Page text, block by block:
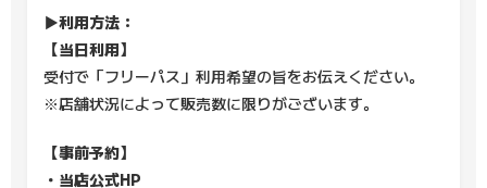
▶利用方法：
【当日利用】
受付で「フリーパス」利用希望の旨をお伝えください。
※店舗状況によって販売数に限りがございます。
【事前予約】
・当店公式HP